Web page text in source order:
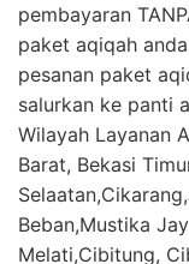
pembayaran
paket aqiqah
pesanan paket
salurkan ke panti
Wilayah Layanan
Barat, Bekasi
Beban,Mustika
Melati,Cibitung,